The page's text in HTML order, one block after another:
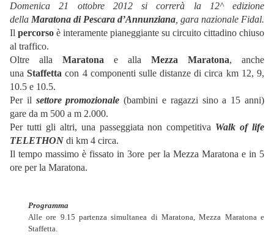
Domenica 21 ottobre 2012 si correrà la 12^ edizione
della Maratona di Pescara d’Annunziana , gara nazionale Fidal.
Il percorso è interamente pianeggiante su circuito cittadino chiuso
al traffico.
Oltre alla Maratona e alla Mezza Maratona, anche
unaStaffetta con 4 componenti sulle distanze di circa km 12, 9,
10.5 e 10.5.
Per il settore promozionale (bambini e ragazzi sino a 15 anni)
gare da m 500 a m 2.000.
Per tutti gli altri, una passeggiata non competitiva Walk of life
TELETHON di km 4 circa.
Il tempo massimo è fissato in 3ore per la Mezza Maratona e in 5
ore per la Maratona.
Programma
Alle ore 9.15 partenza simultanea di Maratona, Mezza Maratona e
Staffetta.